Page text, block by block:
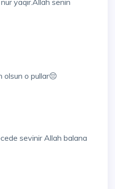
yaqır.Allah senin
olsun o pullar😔
sevinir Allah balana